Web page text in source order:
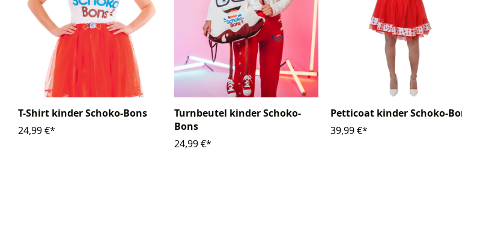
T-Shirt kinder Schoko-Bons
24,99 €*
Turnbeutel kinder Schoko-
Bons
24,99 €*
Petticoat kinder Schoko-Bons
39,99 €*